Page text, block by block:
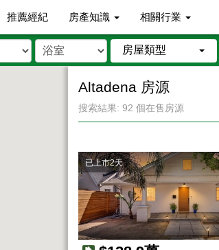
推薦經紀 房產知識 相關行業
房屋類型
Altadena 房源
搜索結果: 92 個在售房源
已上市2天